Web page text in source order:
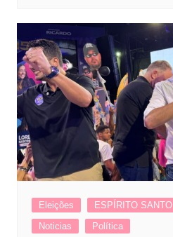
Eleições ESPÍRITO SANTO
Noticias
Política